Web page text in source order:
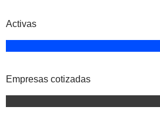
Activas
Empresas cotizadas